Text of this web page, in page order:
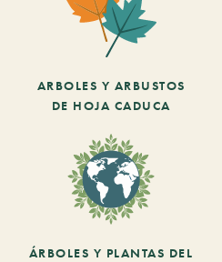
ARBOLES Y ARBUSTOS
DE HOJA CADUCA
ÁRBOLES Y PLANTAS DEL